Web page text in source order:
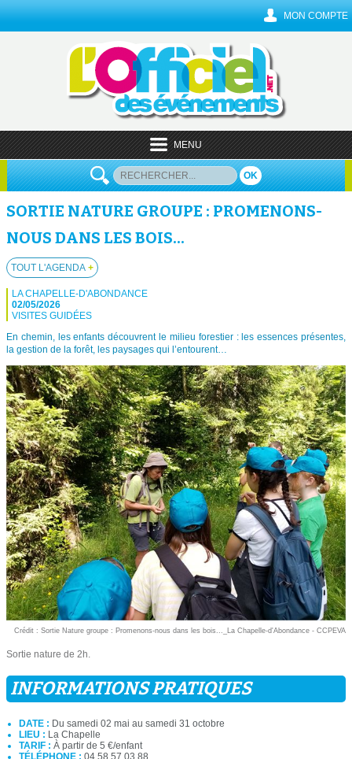
MON COMPTE
MENU
OK
SORTIE NATURE GROUPE : PROMENONS-
NOUS DANS LES BOIS...
TOUT L'AGENDA +
LA CHAPELLE-D'ABONDANCE
02/05/2026
VISITES GUIDÉES
En chemin, les enfants découvrent le milieu forestier : les essences présentes,
la gestion de la forêt, les paysages qui l’entourent…
Crédit : Sortie Nature groupe : Promenons-nous dans les bois..._La Chapelle-d'Abondance - CCPEVA
Sortie nature de 2h.
INFORMATIONS PRATIQUES
DATE : Du samedi 02 mai au samedi 31 octobre
LIEU : La Chapelle
TARIF : À partir de 5 €/enfant
TÉLÉPHONE : 04 58 57 03 88